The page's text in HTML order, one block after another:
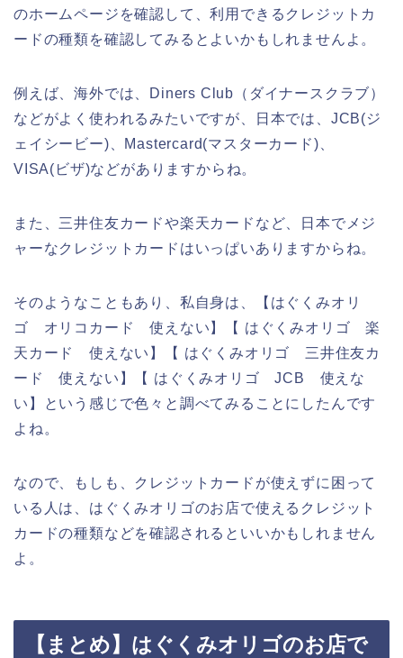
のホームページを確認して、利用できるクレジットカ
ードの種類を確認してみるとよいかもしれませんよ。
例えば、海外では、Diners Club（ダイナースクラブ）
などがよく使われるみたいですが、日本では、JCB(ジ
ェイシービー)、Mastercard(マスターカード)、
VISA(ビザ)などがありますからね。
また、三井住友カードや楽天カードなど、日本でメジ
ャーなクレジットカードはいっぱいありますからね。
そのようなこともあり、私自身は、【はぐくみオリ
ゴ オリコカード 使えない】【 はぐくみオリゴ 楽
天カード 使えない】【 はぐくみオリゴ 三井住友カ
ード 使えない】【 はぐくみオリゴ JCB 使えな
い】という感じで色々と調べてみることにしたんです
よね。
なので、もしも、クレジットカードが使えずに困って
いる人は、はぐくみオリゴのお店で使えるクレジット
カードの種類などを確認されるといいかもしれません
よ。
【まとめ】はぐくみオリゴのお店で